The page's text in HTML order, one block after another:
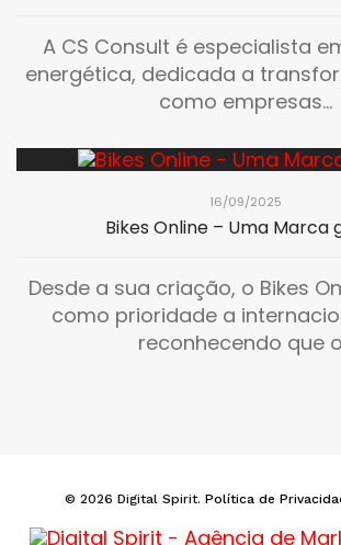
A CS Consult é especialista
energética, dedicada a
como empresas...
16/09/2025
Bikes Online – Uma Marca
Desde a sua criação, o Bikes
como prioridade a
reconhecendo que
© 2026 Digital Spirit. Política de